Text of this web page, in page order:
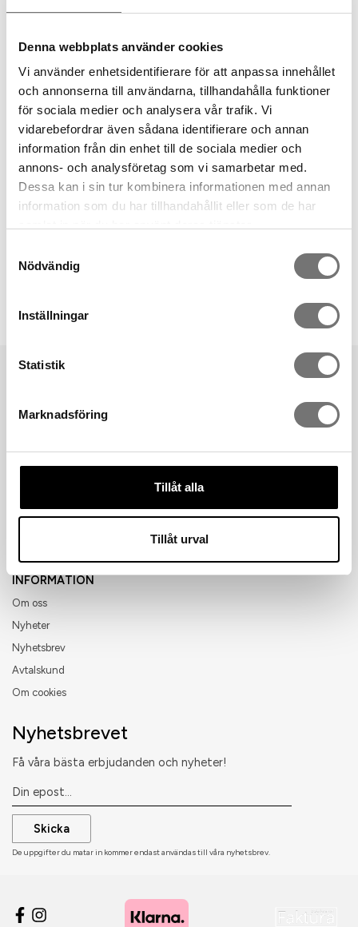
Denna webbplats använder cookies
Vi använder enhetsidentifierare för att anpassa innehållet
och annonserna till användarna, tillhandahålla funktioner
för sociala medier och analysera vår trafik. Vi
vidarebefordrar även sådana identifierare och annan
information från din enhet till de sociala medier och
annons- och analysföretag som vi samarbetar med.
Dessa kan i sin tur kombinera informationen med annan
information som du har tillhandahållit eller som de har
Nödvändig
Inställningar
Statistik
Marknadsföring
Tillåt alla
Tillåt urval
Produktbeskrivning:
De här fina ljusen passar perfekt till Stumpastaken eller till alla
andra värmeljusstakar. Ljusen är tillverkade av RAL certifierad
paraffin och handstöpta i Sverige vilket ger en känsla som
ingen maskin kan åstadkomma.
Diametern är 4 cm och brinntiden för 5 cm är 7 timmar och för
11 cm ljusen 15 timmar.
Blanda dina favoritfärger och skapa stämning med fina ljus.
7340410-06B
Segloravägen 19
504 64 Borås
Tel 033 - 130003
INFORMATION
Om oss
Nyheter
Nyhetsbrev
Avtalskund
Om cookies
Nyhetsbrevet
Få våra bästa erbjudanden och nyheter!
Skicka
De uppgifter du matar in kommer endast användas till våra nyhetsbrev.